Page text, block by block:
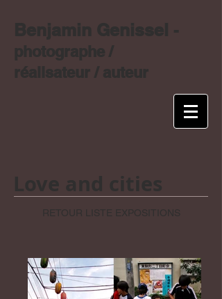
Benjamin Genissel -
photographe /
réalisateur / auteur
Love and cities
RETOUR LISTE EXPOSITIONS